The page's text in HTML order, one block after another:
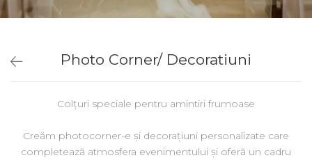
Photo Corner/ Decoratiuni
Colțuri speciale pentru amintiri frumoase
Creăm photocorner-e și decorațiuni personalizate care
completează atmosfera evenimentului și oferă un cadru